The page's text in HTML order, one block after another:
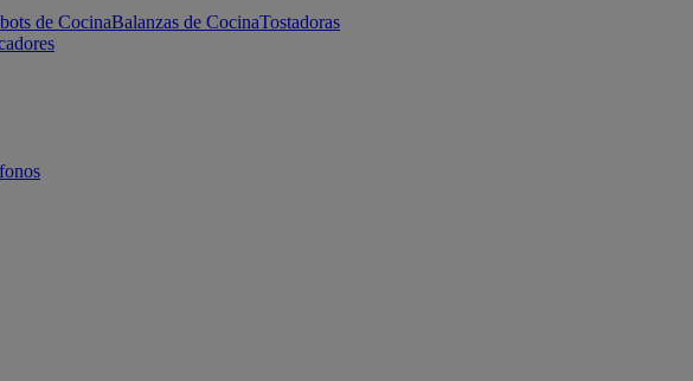
de CocinaBalanzas de CocinaTostadoras